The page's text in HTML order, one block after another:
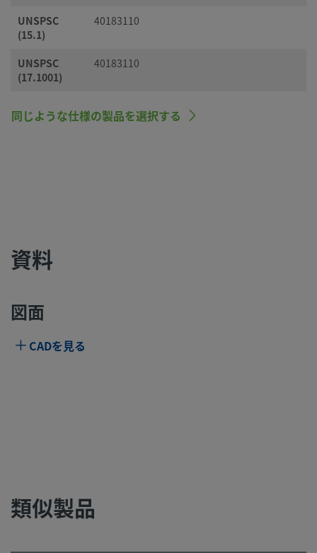
UNSPSC
(15.1)
40183110
UNSPSC
(17.1001)
40183110
同じような仕様の製品を選択する
資料
図面
CADを見る
類似製品